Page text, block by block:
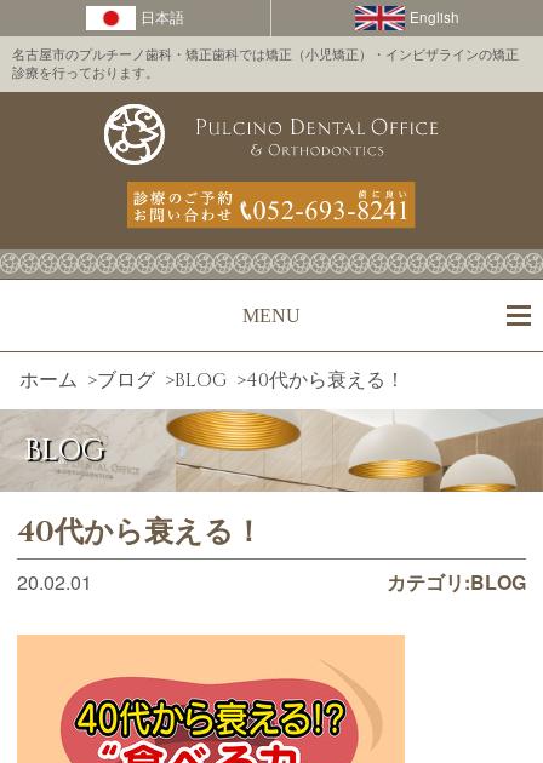
名古屋市のプルチーノ歯科・矯正歯科では矯正（小児矯正）・インビザラインの矯正
診療を行っております。
MENU
ホーム >ブログ >BLOG >40代から衰える！
BLOG
40代から衰える！
20.02.01 カテゴリ:BLOG